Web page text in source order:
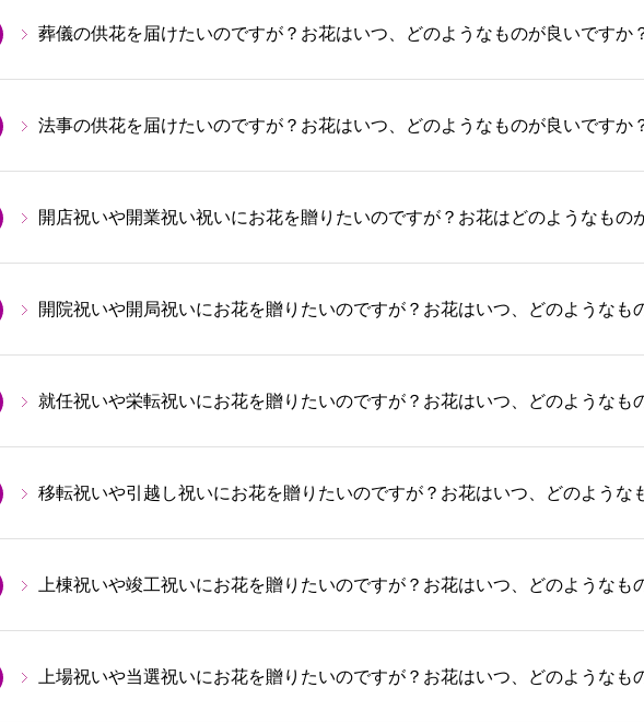
葬儀の供花を届けたいのですが？お花はいつ、どのようなものが良いですか
法事の供花を届けたいのですが？お花はいつ、どのようなものが良いですか
開店祝いや開業祝い祝いにお花を贈りたいのですが？お花はどのようなもの
開院祝いや開局祝いにお花を贈りたいのですが？お花はいつ、どのようなも
就任祝いや栄転祝いにお花を贈りたいのですが？お花はいつ、どのようなも
移転祝いや引越し祝いにお花を贈りたいのですが？お花はいつ、どのような
上棟祝いや竣工祝いにお花を贈りたいのですが？お花はいつ、どのようなも
上場祝いや当選祝いにお花を贈りたいのですが？お花はいつ、どのようなも